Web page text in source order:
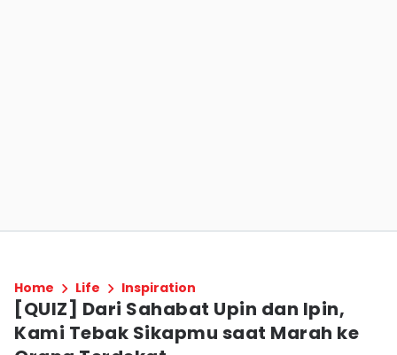
Home Life Inspiration
[QUIZ] Dari Sahabat Upin dan Ipin,
Kami Tebak Sikapmu saat Marah ke